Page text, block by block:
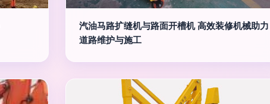
汽油马路扩缝机与路面开槽机 高效装修机械助力
道路维护与施工